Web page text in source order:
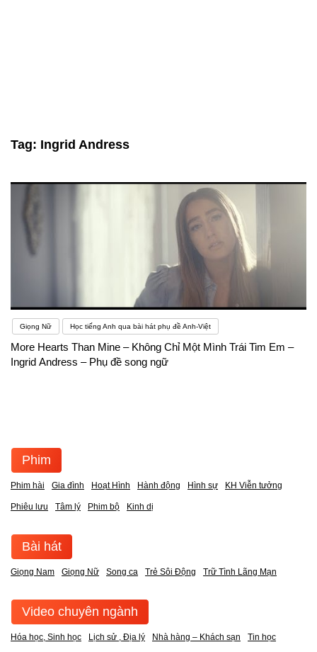
Tag: Ingrid Andress
Giọng Nữ Học tiếng Anh qua bài hát phụ đề Anh-Việt
More Hearts Than Mine – Không Chỉ Một Mình Trái Tim Em –
Ingrid Andress – Phụ đề song ngữ
Phim
Phim hài Gia đình Hoạt Hình Hành động Hình sự KH Viễn tưởng
Phiêu lưu Tâm lý Phim bộ Kinh dị
Bài hát
Giọng Nam Giọng Nữ Song ca Trẻ Sôi Động Trữ Tình Lãng Mạn
Video chuyên ngành
Hóa học, Sinh học Lịch sử , Địa lý Nhà hàng – Khách sạn Tin học